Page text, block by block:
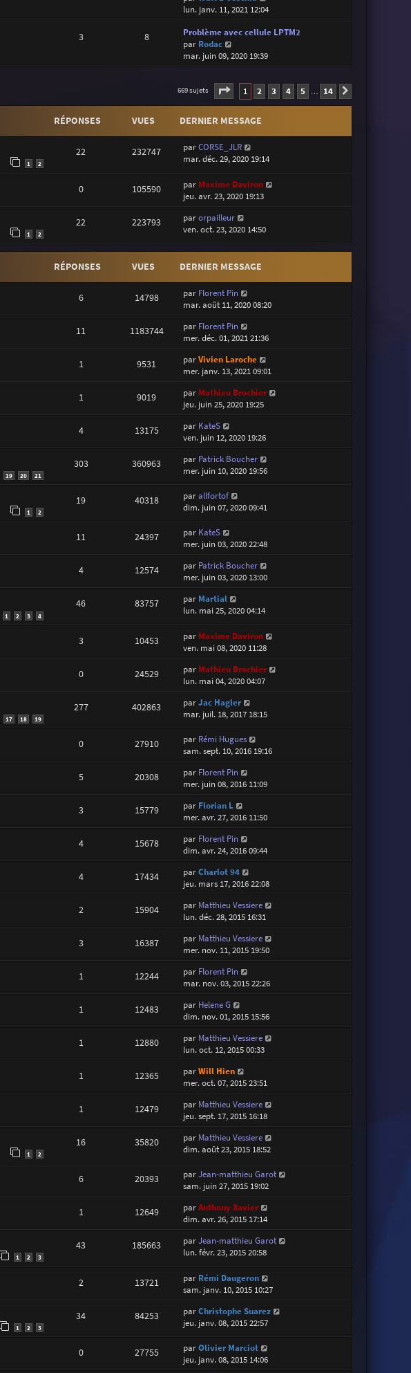
o
r
e
n
r
e
s
lun. janv. 11, 2021 12:04
3 8
Problème avec cellule LPTM2
par Rodac
o
e
e
r
n
i
r
m
s
s
g
e
mar. juin 09, 2020 19:39
669 sujets Page 1sur14
1 2 3 4 5 … 14
RÉPONSES VUES DERNIER MESSAGE
1 2
22 232747 parCORSE_JLR
mar. déc. 29, 2020 19:14
0 105590 par Maxime Daviron
jeu. avr. 23, 2020 19:13
1 2
22 223793 parorpailleur
ven. oct. 23, 2020 14:50
RÉPONSES VUES DERNIER MESSAGE
6 14798 par Florent Pin
mar. août 11, 2020 08:20
11 1183744 par Florent Pin
mer. déc. 01, 2021 21:36
1 9531 parVivien Laroche
mer. janv. 13, 2021 09:01
1 9019 par Mathieu Brochier
jeu. juin 25, 2020 19:25
4 13175 par KateS
ven. juin 12, 2020 19:26
19 20 21
303 360963 par Patrick Boucher
mer. juin 10, 2020 19:56
1 2
19 40318 parallfortof
dim. juin 07, 2020 09:41
11 24397 par KateS
mer. juin 03, 2020 22:48
4 12574 par Patrick Boucher
mer. juin 03, 2020 13:00
1 2 3 4
46 83757 par Martial
lun. mai 25, 2020 04:14
3 10453 par Maxime Daviron
ven. mai 08, 2020 11:28
0 24529 par Mathieu Brochier
lun. mai 04, 2020 04:07
17 18 19
277 402863 parJac Hagler
mar. juil. 18, 2017 18:15
0 27910 par Rémi Hugues
sam. sept. 10, 2016 19:16
5 20308 par Florent Pin
mer. juin 08, 2016 11:09
3 15779 par Florian L
mer. avr. 27, 2016 11:50
4 15678 par Florent Pin
dim. avr. 24, 2016 09:44
4 17434 parCharlot 94
jeu. mars 17, 2016 22:08
2 15904 par Matthieu Vessiere
lun. déc. 28, 2015 16:31
3 16387 par Matthieu Vessiere
mer. nov. 11, 2015 19:50
1 12244 par Florent Pin
mar. nov. 03, 2015 22:26
1 12483 par Helene G
dim. nov. 01, 2015 15:56
1 12880 par Matthieu Vessiere
lun. oct. 12, 2015 00:33
1 12365 parWill Hien
mer. oct. 07, 2015 23:51
1 12479 par Matthieu Vessiere
jeu. sept. 17, 2015 16:18
1 2
16 35820 par Matthieu Vessiere
dim. août 23, 2015 18:52
6 20393 parJean-matthieu Garot
sam. juin 27, 2015 19:02
1 12649 parAnthony Xavier
dim. avr. 26, 2015 17:14
1 2 3
43 185663 parJean-matthieu Garot
lun. févr. 23, 2015 20:58
2 13721 par Rémi Daugeron
sam. janv. 10, 2015 10:27
1 2 3
34 84253 parChristophe Suarez
jeu. janv. 08, 2015 22:57
0 27755 parOlivier Marciot
jeu. janv. 08, 2015 14:06